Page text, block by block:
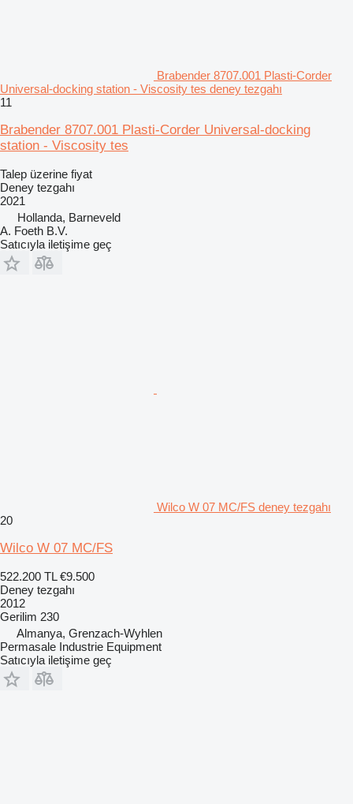
Brabender 8707.001 Plasti-Corder
Universal-docking station - Viscosity tes deney tezgahı
11
Brabender 8707.001 Plasti-Corder Universal-docking
station - Viscosity tes
Talep üzerine fiyat
Deney tezgahı
2021
Hollanda, Barneveld
A. Foeth B.V.
Satıcıyla iletişime geç
Wilco W 07 MC/FS deney tezgahı
20
Wilco W 07 MC/FS
522.200 TL €9.500
Deney tezgahı
2012
Gerilim 230
Almanya, Grenzach-Wyhlen
Permasale Industrie Equipment
Satıcıyla iletişime geç